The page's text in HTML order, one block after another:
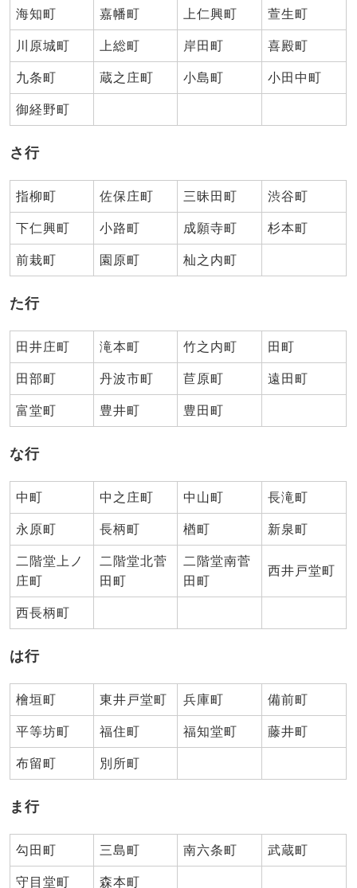
海知町 嘉幡町 上仁興町 萱生町
川原城町 上総町 岸田町 喜殿町
九条町 蔵之庄町 小島町 小田中町
御経野町
さ行
指柳町 佐保庄町 三昧田町 渋谷町
下仁興町 小路町 成願寺町 杉本町
前栽町 園原町 杣之内町
た行
田井庄町 滝本町 竹之内町 田町
田部町 丹波市町 苣原町 遠田町
富堂町 豊井町 豊田町
な行
中町 中之庄町 中山町 長滝町
永原町 長柄町 楢町 新泉町
二階堂上ノ
庄町
二階堂北菅
田町
二階堂南菅
田町
西井戸堂町
西長柄町
は行
檜垣町 東井戸堂町 兵庫町 備前町
平等坊町 福住町 福知堂町 藤井町
布留町 別所町
ま行
勾田町 三島町 南六条町 武蔵町
守目堂町 森本町